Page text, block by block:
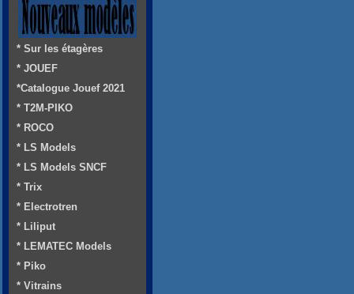
* Sur les étagères
* JOUEF
*Catalogue Jouef 2021
* T2M-PIKO
* ROCO
* LS Models
* LS Models SNCF
* Trix
* Electrotren
* Liliput
* LEMATEC Models
* Piko
* Vitrains